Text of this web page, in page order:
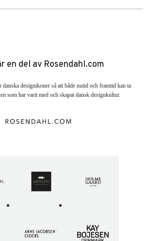
en del av Rosendahl.com
designikoner så att både nutid och framtid kan ta
som har varit med och skapat dansk designkultur.